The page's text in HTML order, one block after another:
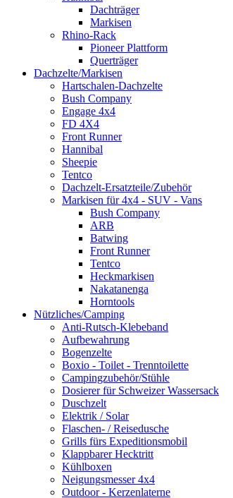
Dachträger
Markisen
Rhino-Rack
Pioneer Plattform
Querträger
Dachzelte/Markisen
Hartschalen-Dachzelte
Bush Company
Engage 4x4
FD 4X4
Front Runner
Hannibal
Sheepie
Tentco
Dachzelt-Ersatzteile/Zubehör
Markisen für 4x4 - SUV - Vans
Bush Company
ARB
Batwing
Front Runner
Tentco
Heckmarkisen
Nakatanenga
Horntools
Nützliches/Camping
Anti-Rutsch-Klebeband
Aufbewahrung
Bogenzelte
Boxio - Toilet - Trenntoilette
Campingzubehör/Stühle
Dosierer für Schweizer Wassersack
Duschzelt
Elektrik / Solar
Flaschen- / Reisedusche
Grills fürs Expeditionsmobil
Klappbarer Hecktritt
Kühlboxen
Neigungsmesser 4x4
Outdoor - Kerzenlaterne